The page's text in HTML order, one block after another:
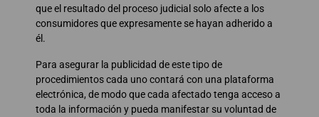
que el resultado del proceso judicial solo afecte a los
consumidores que expresamente se hayan adherido a
él.
Para asegurar la publicidad de este tipo de
procedimientos cada uno contará con una plataforma
electrónica, de modo que cada afectado tenga acceso a
toda la información y pueda manifestar su voluntad de